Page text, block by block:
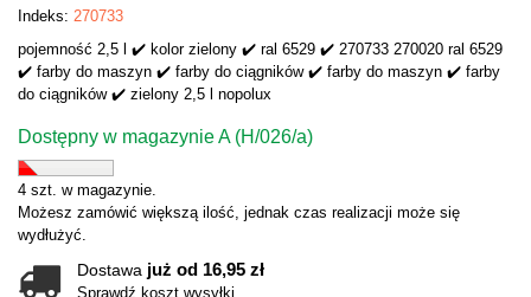
Indeks: 270733
pojemność 2,5 l ✔️ kolor zielony ✔️ ral 6529 ✔️ 270733 270020 ral 6529
✔️ farby do maszyn ✔️ farby do ciągników ✔️ farby do maszyn ✔️ farby
do ciągników ✔️ zielony 2,5 l nopolux
Dostępny w magazynie A (H/026/a)
4 szt. w magazynie.
Możesz zamówić większą ilość, jednak czas realizacji może się
wydłużyć.
Dostawa już od 16,95 zł
Sprawdź koszt wysyłki